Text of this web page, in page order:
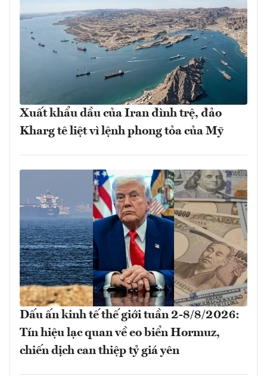
Xuất khẩu dầu của Iran đình trệ, đảo
Kharg tê liệt vì lệnh phong tỏa của Mỹ
Dấu ấn kinh tế thế giới tuần 2-8/8/2026:
Tín hiệu lạc quan về eo biển Hormuz,
chiến dịch can thiệp tỷ giá yên